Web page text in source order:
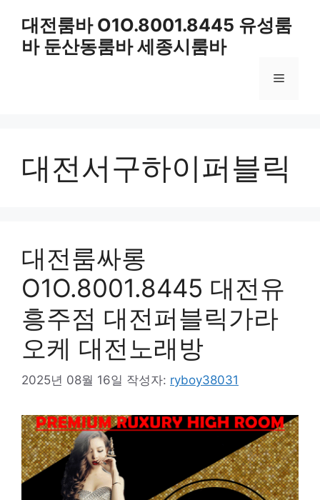
대전룸바 O1O.8001.8445 유성룸
바 둔산동룸바 세종시룸바
메
대전서구하이퍼블릭
대전룸싸롱
O1O.8001.8445 대전유
흥주점 대전퍼블릭가라
오케 대전노래방
2025년 08월 16일 작성자: ryboy38031